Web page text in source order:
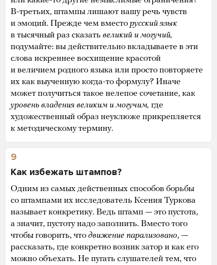
В-третьих, штампы лишают нашу речь чувств
и эмоций. Прежде чем вместо русский язык
в тысячный раз сказать великий и могучий,
подумайте: вы действительно вкладываете в эти
слова искреннее восхищение красотой
и величием родного языка или просто повторяете
их как выученную когда-то формулу? Иначе
может получиться такое нелепое сочетание, как
уровень владения великим и могучим, где
художественный образ неуклюже прикрепляется
к методическому термину.
9
Как избежать штампов?
Одним из самых действенных способов борьбы
со штампами их исследователь Ксения Туркова
называет конкретику. Ведь штамп — это пустота,
а значит, пустоту надо заполнить. Вместо того
чтобы говорить, что движение парализовано, —
рассказать, где конкретно возник затор и как его
можно объехать. Не пугать слушателей тем, что